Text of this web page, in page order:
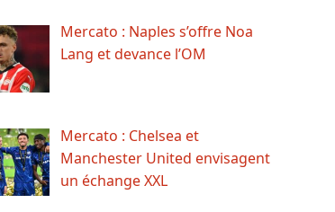
Mercato : Naples s’offre Noa
Lang et devance l’OM
Mercato : Chelsea et
Manchester United envisagent
un échange XXL